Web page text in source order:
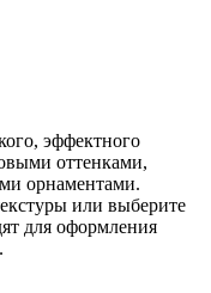
эффектного
оттенками,
орнаментами.
или выберите
для оформления